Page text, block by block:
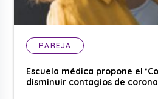
PAREJA
Escuela médica propone el
disminuir contagios de